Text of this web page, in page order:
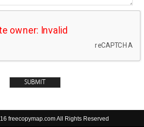
freecopymap.com All Rights Reserved